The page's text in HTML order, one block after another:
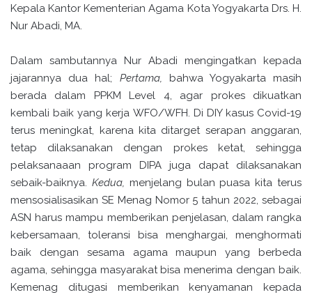
Kepala Kantor Kementerian Agama Kota Yogyakarta Drs. H.
Nur Abadi, MA.
Dalam sambutannya Nur Abadi mengingatkan kepada
jajarannya dua hal; Pertama, bahwa Yogyakarta masih
berada dalam PPKM Level 4, agar prokes dikuatkan
kembali baik yang kerja WFO/WFH. Di DIY kasus Covid-19
terus meningkat, karena kita ditarget serapan anggaran,
tetap dilaksanakan dengan prokes ketat, sehingga
pelaksanaaan program DIPA juga dapat dilaksanakan
sebaik-baiknya. Kedua, menjelang bulan puasa kita terus
mensosialisasikan SE Menag Nomor 5 tahun 2022, sebagai
ASN harus mampu memberikan penjelasan, dalam rangka
kebersamaan, toleransi bisa menghargai, menghormati
baik dengan sesama agama maupun yang berbeda
agama, sehingga masyarakat bisa menerima dengan baik.
Kemenag ditugasi memberikan kenyamanan kepada